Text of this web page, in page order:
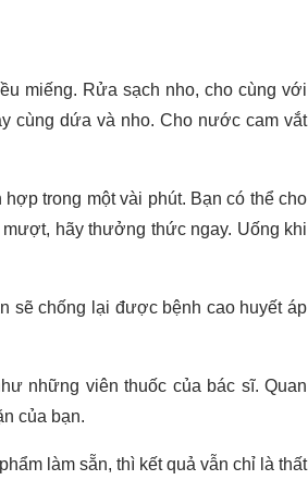
miếng. Rửa sạch nho, cho cùng với
cùng dứa và nho. Cho nước cam vắt
trong một vài phút. Bạn có thể cho
hãy thưởng thức ngay. Uống khi
sẽ chống lại được bệnh cao huyết áp
những viên thuốc của bác sĩ. Quan
của bạn.
làm sẵn, thì kết quả vẫn chỉ là thất